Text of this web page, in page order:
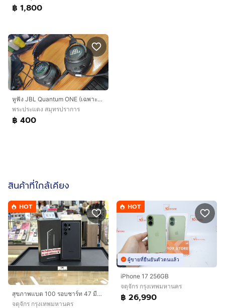
฿ 1,800
หูฟัง JBL Quantum ONE (เฉพาะตัวหูฟัง)
พระประแดง สมุทรปราการ
฿ 400
สินค้าที่ใกล้เคียง
HOT
สุขภาพแบต 100 รอบชาร์ท 47 มีประกันศูนย์ถึง 15 กุมภาพันธ์ 2570 Samsung S25 Ultra Ram12 Rom256 สี Black
จตุจักร กรุงเทพมหานคร
HOT
ผู้ขายที่ยืนยันตัวตนแล้ว
iPhone 17 256GB
จตุจักร กรุงเทพมหานคร
฿ 26,990